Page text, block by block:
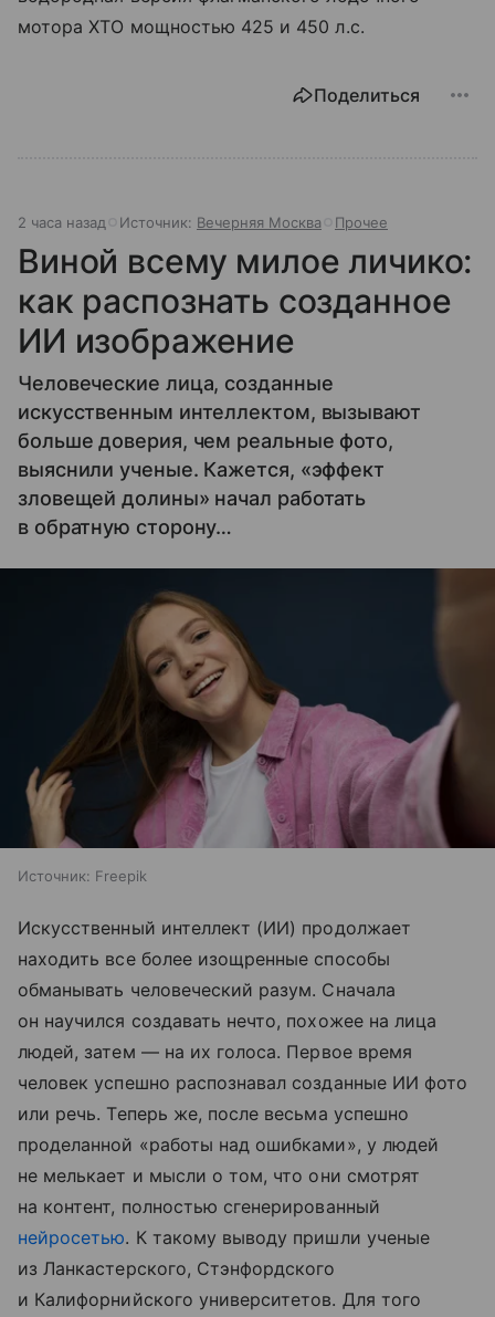
мотора XTO мощностью 425 и 450 л.с.
Поделиться
2 часа назад Источник: Вечерняя Москва Прочее
Виной всему милое личико:
как распознать созданное
ИИ изображение
Человеческие лица, созданные
искусственным интеллектом, вызывают
больше доверия, чем реальные фото,
выяснили ученые. Кажется, «эффект
зловещей долины» начал работать
в обратную сторону…
Источник: Freepik
Искусственный интеллект (ИИ) продолжает
находить все более изощренные способы
обманывать человеческий разум. Сначала
он научился создавать нечто, похожее на лица
людей, затем — на их голоса. Первое время
человек успешно распознавал созданные ИИ фото
или речь. Теперь же, после весьма успешно
проделанной «работы над ошибками», у людей
не мелькает и мысли о том, что они смотрят
на контент, полностью сгенерированный
нейросетью. К такому выводу пришли ученые
из Ланкастерского, Стэнфордского
и Калифорнийского университетов. Для того